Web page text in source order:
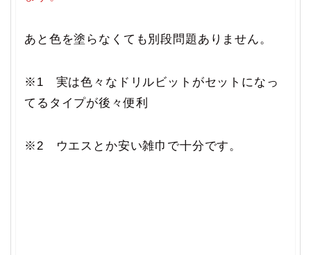
あと色を塗らなくても別段問題ありません。
※1 実は色々なドリルビットがセットになっ
てるタイプが後々便利
※2 ウエスとか安い雑巾で十分です。